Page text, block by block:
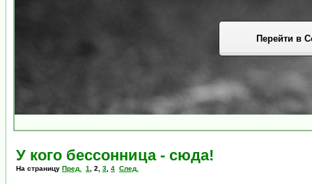
Перейти в
У кого бессонница - сюда!
На страницу Пред. 1 2 3 4 След.